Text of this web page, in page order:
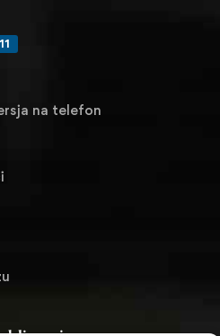
na telefon